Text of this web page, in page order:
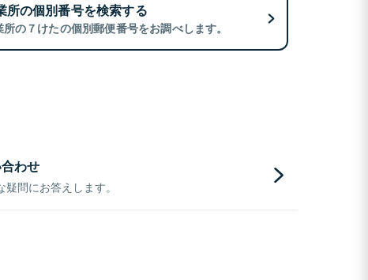
所の個別番号を検索する
所の７けたの個別郵便番号をお調べします。
わせ
問にお答えします。